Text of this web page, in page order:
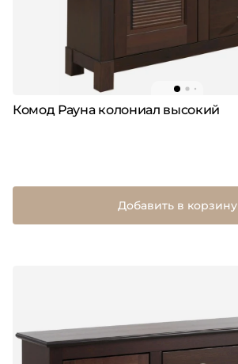
Комод Рауна колониал высокий
Добавить в корзину